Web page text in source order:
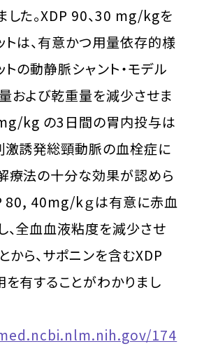
した。XDP 90、30 mg/kgを
トは、有意かつ用量依存的様
の動静脈シャント・モデル
および乾重量を減少させま
kg の3日間の胃内投与は
激誘発総頸動脈の血栓症に
療法の十分な効果が認めら
80, 40mg/kｇは有意に赤血
、全血血液粘度を減少させ
から、サポニンを含むXDP
を有することがわかりまし
174